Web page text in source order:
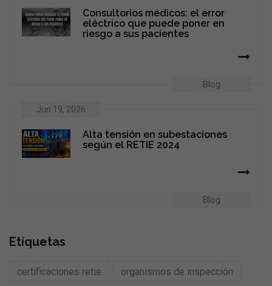
Blog
Consultorios médicos: el error
eléctrico que puede poner en
riesgo a sus pacientes
Jun 19, 2026
Blog
Alta tensión en subestaciones
según el RETIE 2024
Etíquetas
certificaciones retie organismos de inspección